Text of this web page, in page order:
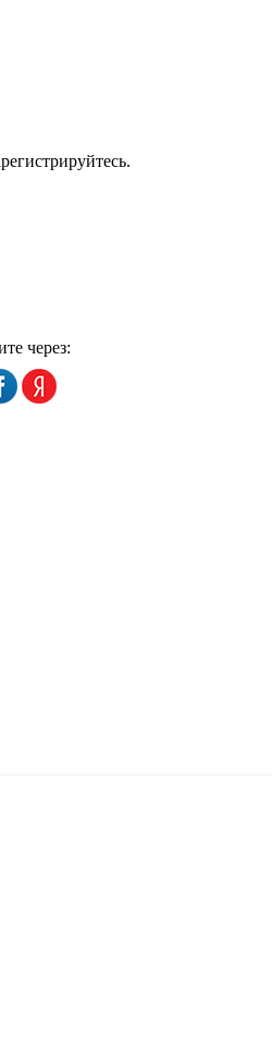
через: